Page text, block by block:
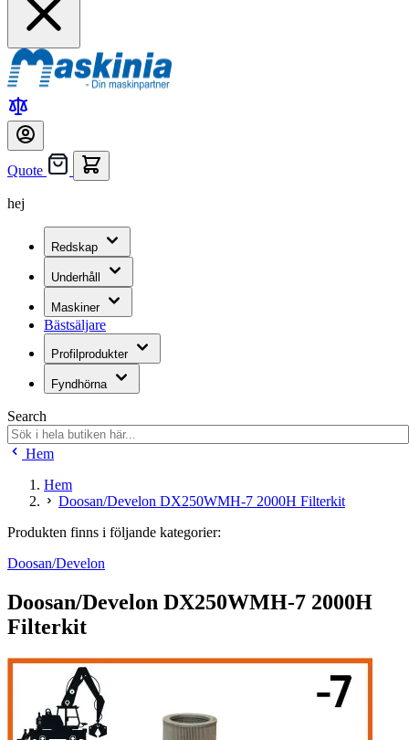
Quote
hej
Redskap
Underhåll
Maskiner
Bästsäljare
Profilprodukter
Fyndhörna
Search
Hem
Hem
Doosan/Develon DX250WMH-7 2000H Filterkit
Produkten finns i följande kategorier:
Doosan/Develon
Doosan/Develon DX250WMH-7 2000H
Filterkit